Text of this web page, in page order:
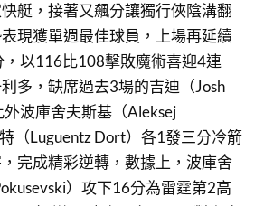
艇，接著又飆分讓獨行俠陰溝翻
現獲單週最佳球員，上場再延續
以116比108擊敗魔術喜迎4連
多，缺席過去3場的吉迪（Josh
波庫舍夫斯基（Aleksej
（Luguentz Dort）各1發三分冷箭
完成精彩逆轉，數據上，波庫舍
）攻下16分為雷霆第2高